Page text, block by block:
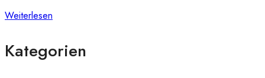
Weiterlesen
Kategorien